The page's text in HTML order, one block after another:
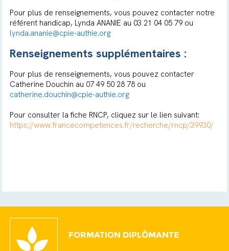
Pour plus de renseignements, vous pouvez contacter notre
référent handicap, Lynda ANANIE au 03 21 04 05 79 ou
lynda.ananie@cpie-authie.org
Renseignements supplémentaires :
Pour plus de renseignements, vous pouvez contacter
Catherine Douchin au 07 49 50 28 78 ou
catherine.douchin@cpie-authie.org
Pour consulter la fiche RNCP, cliquez sur le lien suivant:
https://www.francecompetences.fr/recherche/rncp/39930/
FORMATION DIPLÔMANTE